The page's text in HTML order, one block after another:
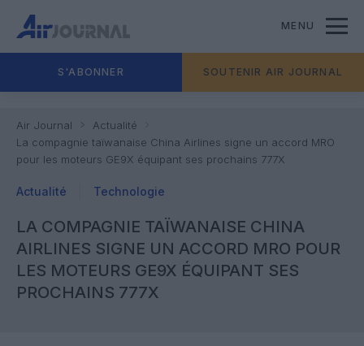
MENU
S'ABONNER SOUTENIR AIR JOURNAL
Air Journal
Actualité
La compagnie taïwanaise China Airlines signe un accord MRO
pour les moteurs GE9X équipant ses prochains 777X
Actualité Technologie
LA COMPAGNIE TAÏWANAISE CHINA
AIRLINES SIGNE UN ACCORD MRO POUR
LES MOTEURS GE9X ÉQUIPANT SES
PROCHAINS 777X